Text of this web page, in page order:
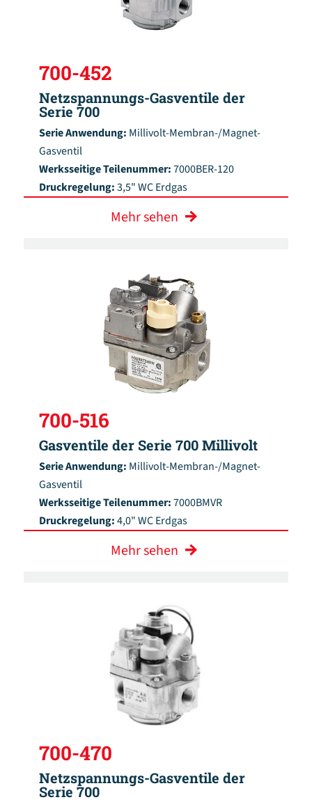
700-452
Netzspannungs-Gasventile der
Serie 700
Serie Anwendung: Millivolt-Membran-/Magnet-
Gasventil
Werksseitige Teilenummer:7000BER-120
Druckregelung:3,5" WC Erdgas
Mehr sehen
700-516
Gasventile der Serie 700 Millivolt
Serie Anwendung: Millivolt-Membran-/Magnet-
Gasventil
Werksseitige Teilenummer:7000BMVR
Druckregelung:4,0" WC Erdgas
Mehr sehen
700-470
Netzspannungs-Gasventile der
Serie 700